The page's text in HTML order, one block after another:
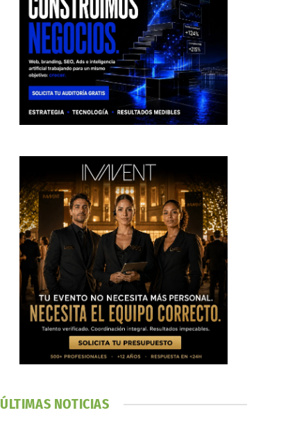
ÚLTIMAS NOTICIAS